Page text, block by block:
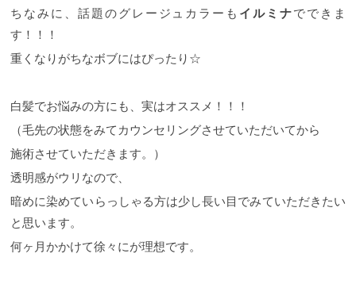
ちなみに、話題のグレージュカラーも イルミナでできま
す！！！
重くなりがちなボブにはぴったり ☆
白髪でお悩みの方にも、実はオススメ！！！
（毛先の状態をみてカウンセリングさせていただいてから
施術させていただきます。）
透明感がウリなので、
暗めに染めていらっしゃる方は少し長い目でみていただきたい
と思います。
何ヶ月かかけて徐々にが理想です。